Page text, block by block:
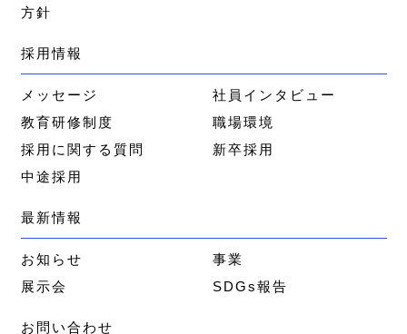
方針
採用情報
メッセージ
社員インタビュー
教育研修制度
職場環境
採用に関する質問
新卒採用
中途採用
最新情報
お知らせ
事業
展示会
SDGs報告
お問い合わせ